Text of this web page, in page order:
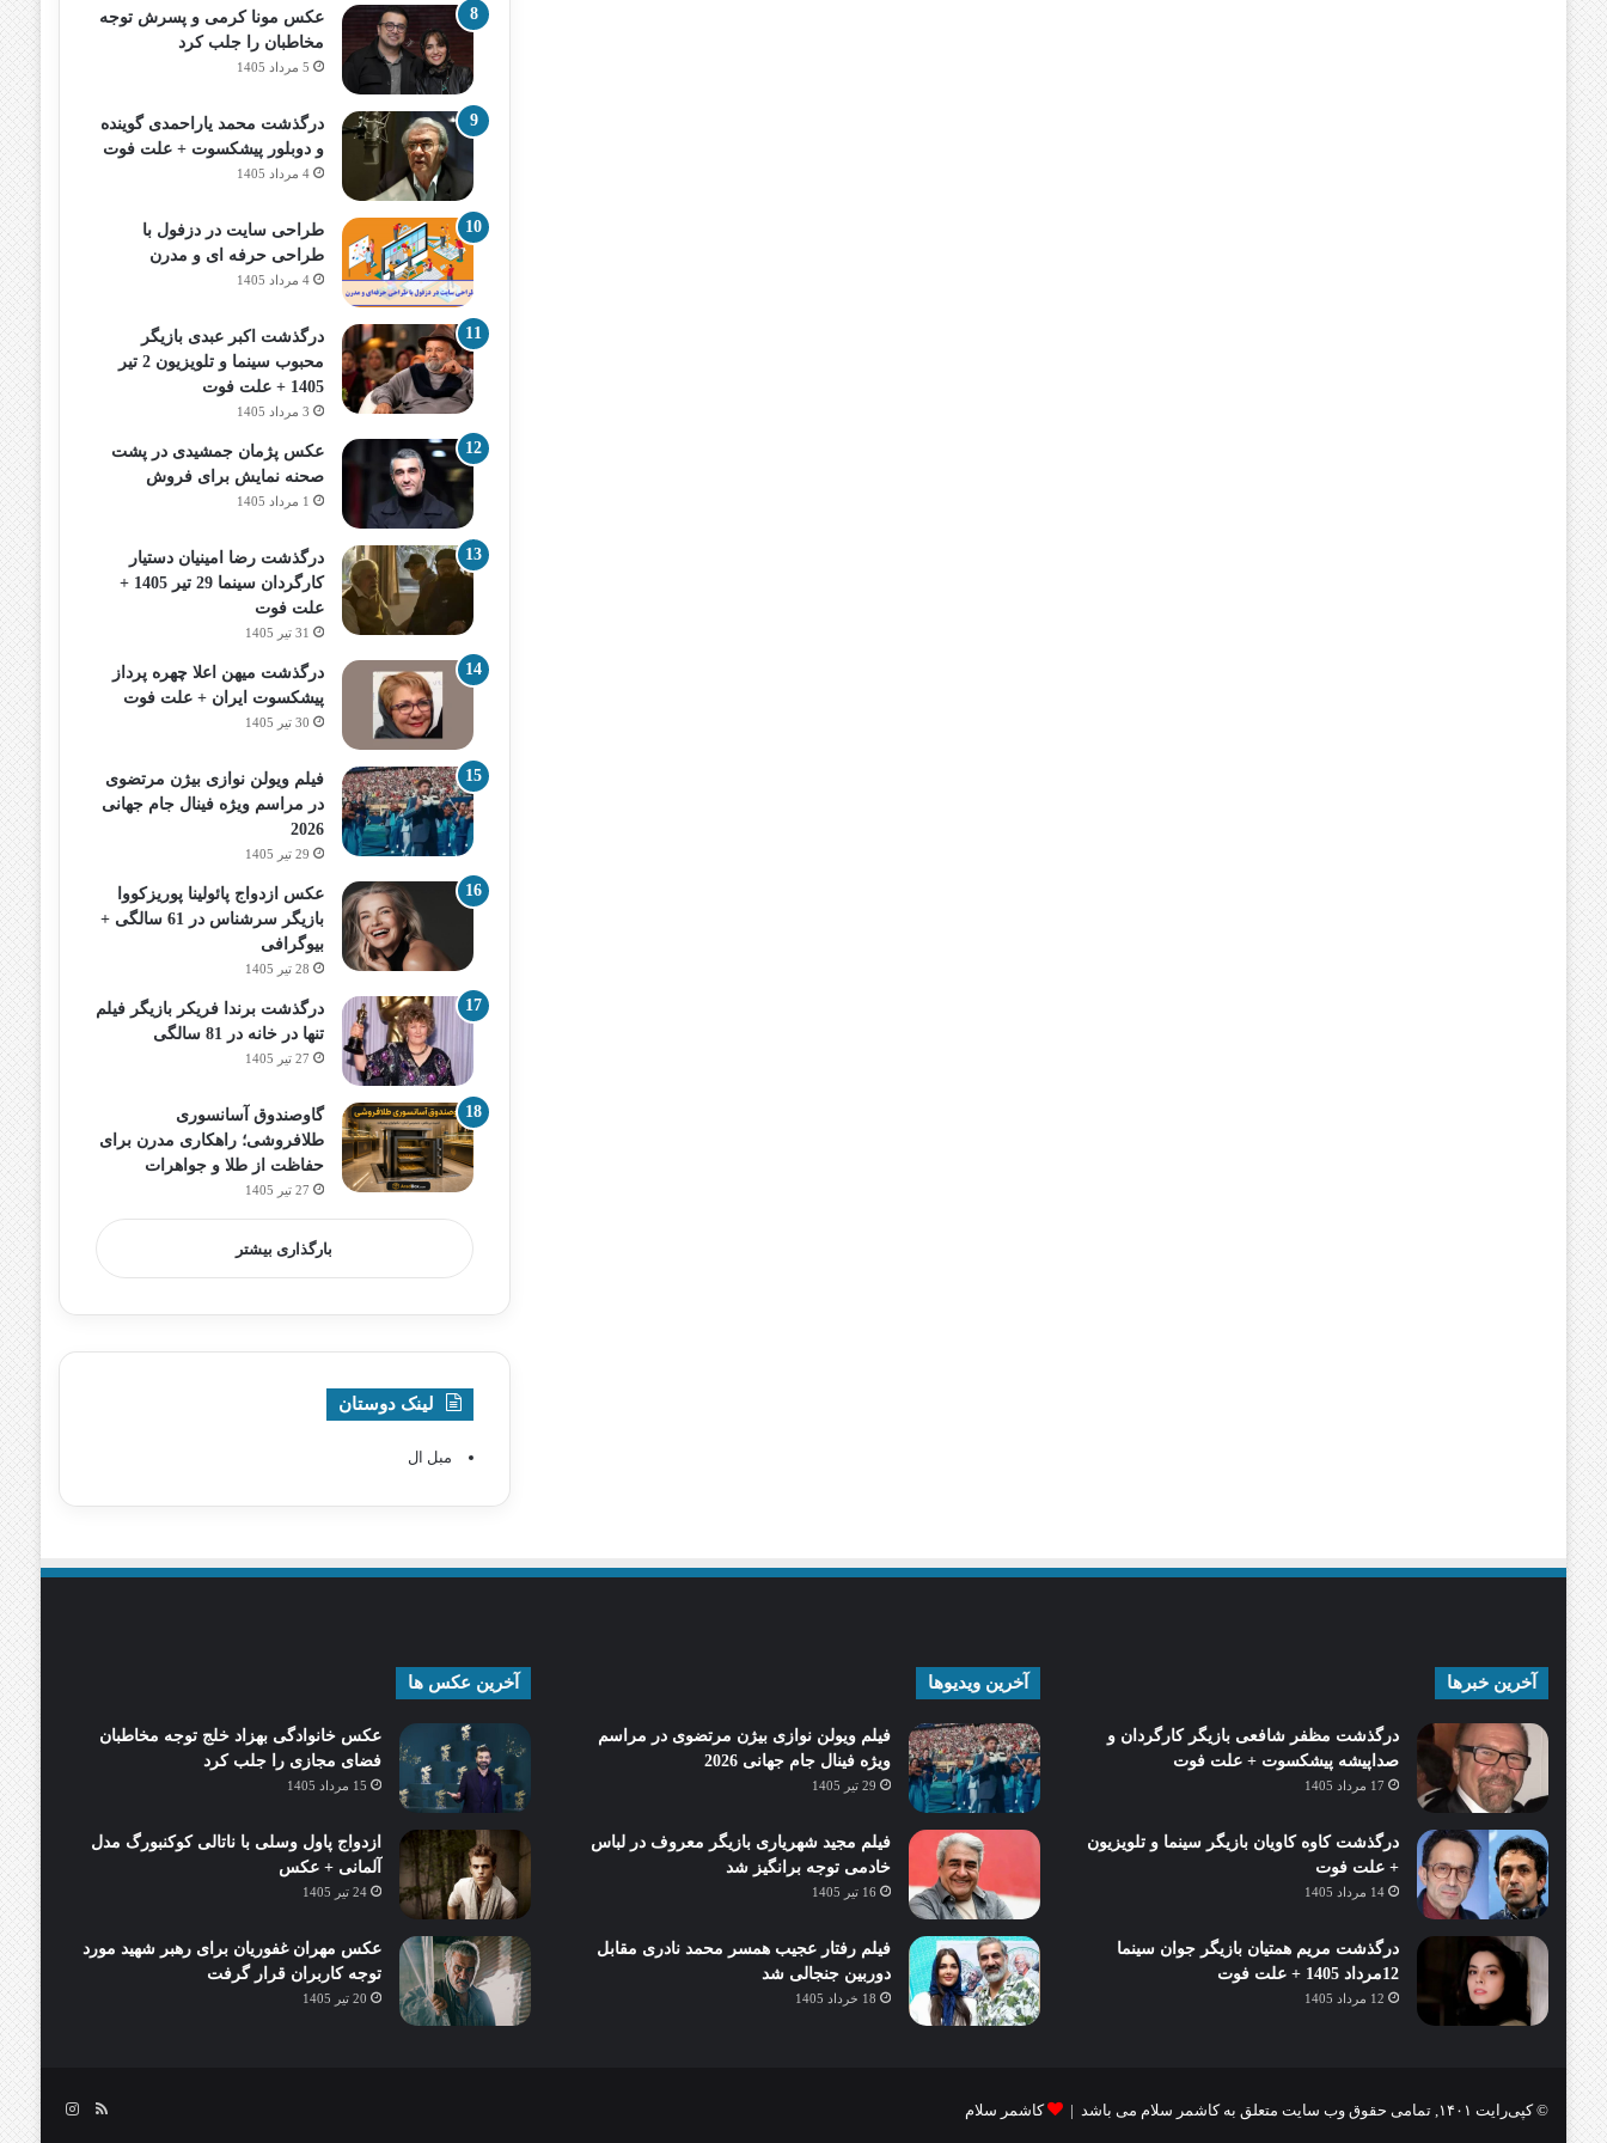
عکس مونا کرمی و پسرش توجه
مخاطبان را جلب کرد
5 مرداد 1405
درگذشت محمد یاراحمدی گوینده
و دوبلور پیشکسوت + علت فوت
4 مرداد 1405
طراحی سایت در دزفول با
طراحی حرفه‌ ای و مدرن
4 مرداد 1405
درگذشت اکبر عبدی بازیگر
محبوب سینما و تلویزیون 2 تیر
1405 + علت فوت
3 مرداد 1405
عکس پژمان جمشیدی در پشت
صحنه نمایش برای فروش
1 مرداد 1405
درگذشت رضا امینیان دستیار
کارگردان سینما 29 تیر 1405 +
علت فوت
31 تیر 1405
درگذشت میهن اعلا چهره پرداز
پیشکسوت ایران + علت فوت
30 تیر 1405
فیلم ویولن نوازی بیژن مرتضوی
در مراسم ویژه فینال جام جهانی
2026
29 تیر 1405
عکس ازدواج پائولینا پوریزکووا
بازیگر سرشناس در 61 سالگی +
بیوگرافی
28 تیر 1405
درگذشت برندا فریکر بازیگر فیلم
تنها در خانه در 81 سالگی
27 تیر 1405
گاوصندوق آسانسوری
طلافروشی؛ راهکاری مدرن برای
حفاظت از طلا و جواهرات
27 تیر 1405
بارگذاری بیشتر
لینک دوستان
مبل ال
آخرین خبرها
درگذشت مظفر شافعی بازیگر کارگردان و
صداپیشه پیشکسوت + علت فوت
17 مرداد 1405
درگذشت کاوه کاویان بازیگر سینما و تلویزیون
+ علت فوت
14 مرداد 1405
درگذشت مریم همتیان بازیگر جوان سینما
12مرداد 1405 + علت فوت
12 مرداد 1405
آخرین ویدیوها
فیلم ویولن نوازی بیژن مرتضوی در مراسم
ویژه فینال جام جهانی 2026
29 تیر 1405
فیلم مجید شهریاری بازیگر معروف در لباس
خادمی توجه برانگیز شد
16 تیر 1405
فیلم رفتار عجیب همسر محمد نادری مقابل
دوربین جنجالی شد
18 خرداد 1405
آخرین عکس ها
عکس خانوادگی بهزاد خلج توجه مخاطبان
فضای مجازی را جلب کرد
15 مرداد 1405
ازدواج پاول وسلی با ناتالی کوکنبورگ مدل
آلمانی + عکس
24 تیر 1405
عکس مهران غفوریان برای رهبر شهید مورد
توجه کاربران قرار گرفت
20 تیر 1405
© کپی‌رایت ۱۴۰۱, تمامی حقوق وب سایت متعلق به کاشمر سلام می باشد | کاشمر سلام خوراکاینستاگرام